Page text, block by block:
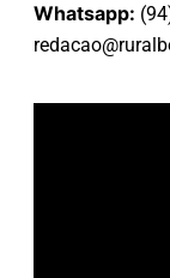
Whatsapp: